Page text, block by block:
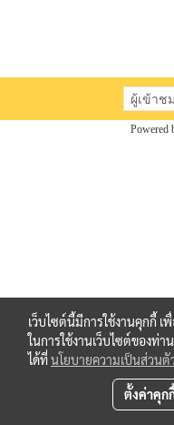
ผู้เข้าช
Powered
เว็บไซต์นี้มีการใช้งานคุกกี้
ในการใช้งานเว็บไซต์ของท่
ได้ที่นโยบายความเป็นส่วนตั
ตั้งค่าคุก